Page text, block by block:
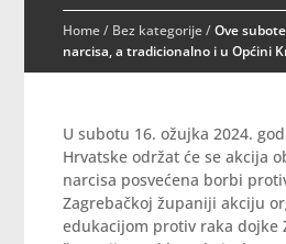
Home/ Bez kategorije/Ove
narcisa, a tradicionalno i u Općini
U subotu 16. ožujka 2024.
Hrvatske održat će se akcija
narcisa posvećena borbi
Zagrebačkoj županiji akciju
edukacijom protiv raka dojke